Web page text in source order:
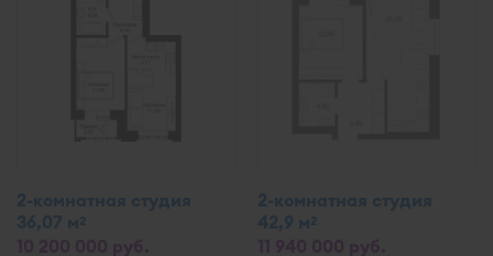
2-комнатная студия
36,07 м2
2-комнатная студия
42,9 м2